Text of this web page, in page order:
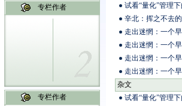
专栏作者
专栏作者
试看“量化”管理
辛北：挥之不去
走出迷惘：一个
走出迷惘：一个
走出迷惘：一个
走出迷惘：一个
杂文
试看“量化”管理